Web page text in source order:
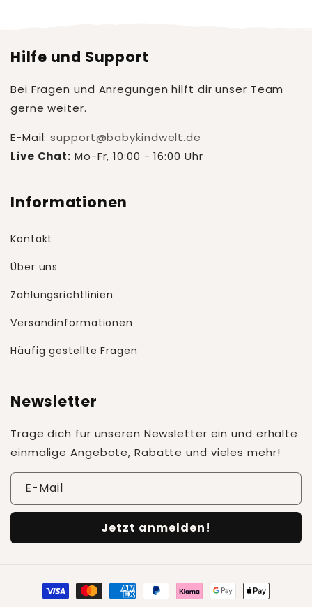
Hilfe und Support
Bei Fragen und Anregungen hilft dir unser Team
gerne weiter.
E-Mail:support@babykindwelt.de
Live Chat: Mo-Fr, 10:00 - 16:00 Uhr
Informationen
Kontakt
Über uns
Zahlungsrichtlinien
Versandinformationen
Häufig gestellte Fragen
Newsletter
Trage dich für unseren Newsletter ein und erhalte
einmalige Angebote, Rabatte und vieles mehr!
E-Mail
Jetzt anmelden!
Zahlungsmethoden